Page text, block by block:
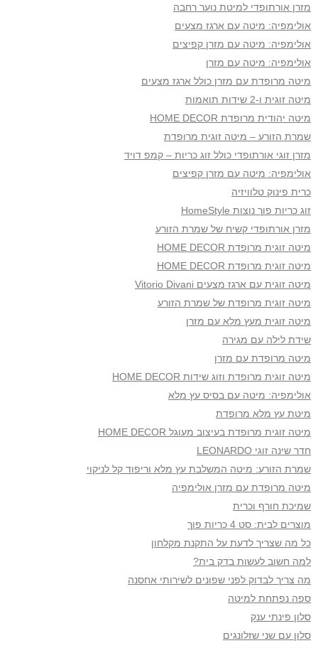
מזרן אורתופדי למיטת נוער רחבה
אולימפיה: מיטה עם ארגז מצעים
אולימפיה: מיטה עם מזרן קפיצים
אולימפיה: מיטה עם מזרן
מיטה מרופדת עם מזרן כולל ארגז מצעים
מיטה זוגית ו-2 שידות תואמות
מיטה יהודית מרופדת HOME DECOR
שמרת הזורע – מיטה זוגית מרופדת
מזרן זוגי אורתופדי כולל זוג כריות – קמפ דויד
אולימפיה: מיטה עם מזרן קפיצים
כרית פינוק טלוויזיה
זוג כריות פוך נוצות HomeStyle
מזרן אורתופדי קשיח של שמרת הזורע
מיטה זוגית מרופדת HOME DECOR
מיטה זוגית מרופדת HOME DECOR
מיטה זוגית עם ארגז מצעים Vitorio Divani
מיטה זוגית מרופדת של שמרת הזורע
מיטה זוגית מעץ מלא עם מזרן
שידת לילה עם מגירה
מיטה מרופדת עם מזרן
מיטה זוגית מרופדת וזוג שידות HOME DECOR
אולימפיה: מיטה עם בסיס עץ מלא
מיטת עץ מלא מרופדת
מיטה זוגית מרופדת בעיצוב מעוגל HOME DECOR
חדר שינה זוגי LEONARDO
שמרת הזורע: מיטה המשלבת עץ מלא וריפוד קל לניקוי
מיטה מרופדת עם מזרן אולימפיה
שמיכת חורף וכרית
מוצרים לבית: סט 4 כריות פוך
כל מה שצריך לדעת על התקנת מקלחון
למה חשוב לעשות בדק בית?
מה צריך לבדוק לפני שפונים לשירותי אחסנה
ספה נפתחת למיטה
סלון פינתי ענק
סלון עם שני שזלונגים